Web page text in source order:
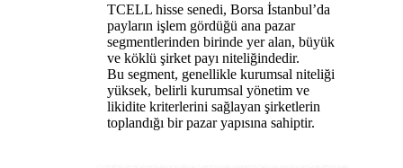
TCELL hisse senedi, Borsa İstanbul’da
payların işlem gördüğü ana pazar
segmentlerinden birinde yer alan, büyük
ve köklü şirket payı niteliğindedir.
Bu segment, genellikle kurumsal niteliği
yüksek, belirli kurumsal yönetim ve
likidite kriterlerini sağlayan şirketlerin
toplandığı bir pazar yapısına sahiptir.